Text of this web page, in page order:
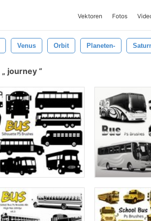
Vektoren Fotos
Venus Orbit Planeten-
journey